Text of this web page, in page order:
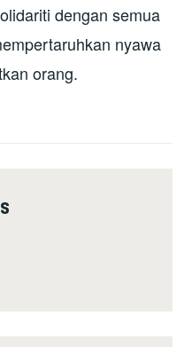
dengan semua
nyawa
orang.